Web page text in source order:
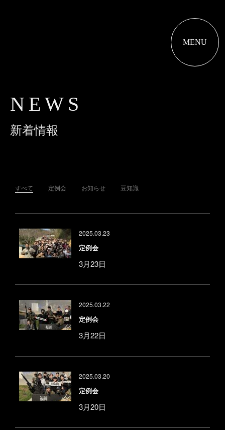
MENU
NEWS
新着情報
すべて 定例会 お知らせ 豆知識
2025.03.23
定例会
3月23日
2025.03.22
定例会
3月22日
2025.03.20
定例会
3月20日